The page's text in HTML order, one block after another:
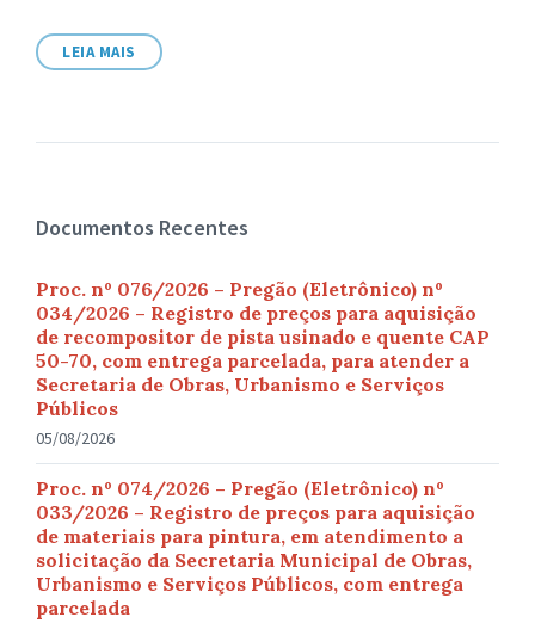
LEIA MAIS
Documentos Recentes
Proc. nº 076/2026 – Pregão (Eletrônico) nº
034/2026 – Registro de preços para aquisição
de recompositor de pista usinado e quente CAP
50-70, com entrega parcelada, para atender a
Secretaria de Obras, Urbanismo e Serviços
Públicos
05/08/2026
Proc. nº 074/2026 – Pregão (Eletrônico) nº
033/2026 – Registro de preços para aquisição
de materiais para pintura, em atendimento a
solicitação da Secretaria Municipal de Obras,
Urbanismo e Serviços Públicos, com entrega
parcelada